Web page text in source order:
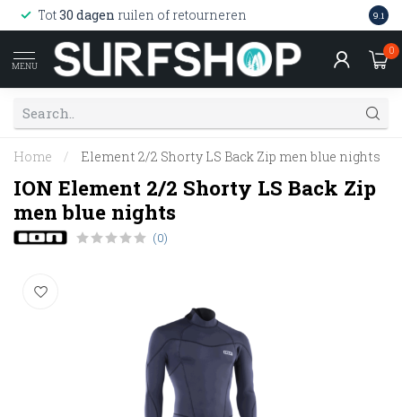
Tot30 dagen ruilen of retourneren 9.1
MENU
0
Home / Element 2/2 Shorty LS Back Zip men blue nights
ION Element 2/2 Shorty LS Back Zip
men blue nights
(0)